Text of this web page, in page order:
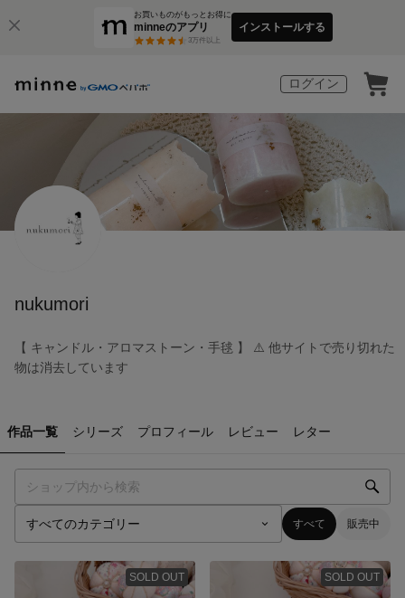
お買いものがもっとお得に
minneのアプリ
3万件以上
インストールする
ログイン
nukumori
【 キャンドル・アロマストーン・手毬 】 ⚠️ 他サイトで売り切れた
物は消去しています
作品一覧 シリーズ プロフィール レビュー レター
すべて 販売中
SOLD OUT SOLD OUT